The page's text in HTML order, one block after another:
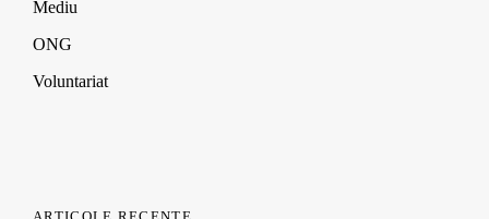
Mediu
ONG
Voluntariat